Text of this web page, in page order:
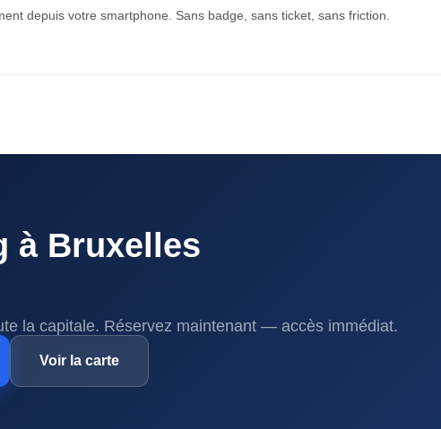
depuis votre smartphone. Sans badge, sans ticket, sans friction.
à Bruxelles
la capitale. Réservez maintenant — accès immédiat.
Voir la carte